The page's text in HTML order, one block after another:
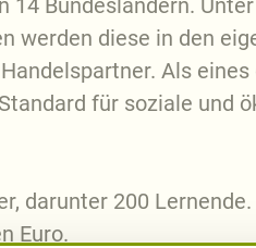
Bundesländern.
werden diese in den
Als
für soziale und
darunter 200
Euro.